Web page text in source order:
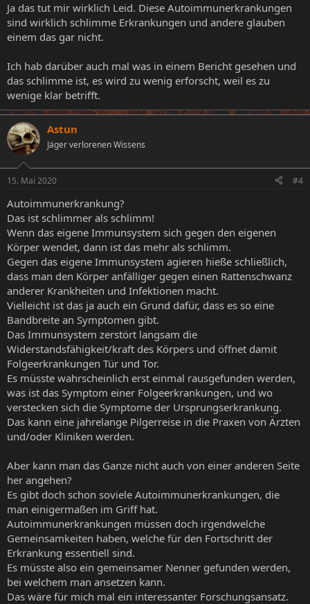
Ja das tut mir wirklich Leid. Diese Autoimmunerkrankungen
sind wirklich schlimme Erkrankungen und andere glauben
einem das gar nicht.
Ich hab darüber auch mal was in einem Bericht gesehen und
das schlimme ist, es wird zu wenig erforscht, weil es zu
wenige klar betrifft.
Astun
Jäger verlorenen Wissens
15. Mai 2020 #4
Autoimmunerkrankung?
Das ist schlimmer als schlimm!
Wenn das eigene Immunsystem sich gegen den eigenen
Körper wendet, dann ist das mehr als schlimm.
Gegen das eigene Immunsystem agieren hieße schließlich,
dass man den Körper anfälliger gegen einen Rattenschwanz
anderer Krankheiten und Infektionen macht.
Vielleicht ist das ja auch ein Grund dafür, dass es so eine
Bandbreite an Symptomen gibt.
Das Immunsystem zerstört langsam die
Widerstandsfähigkeit/kraft des Körpers und öffnet damit
Folgeerkrankungen Tür und Tor.
Es müsste wahrscheinlich erst einmal rausgefunden werden,
was ist das Symptom einer Folgeerkrankungen, und wo
verstecken sich die Symptome der Ursprungserkrankung.
Das kann eine jahrelange Pilgerreise in die Praxen von Ärzten
und/oder Kliniken werden.
Aber kann man das Ganze nicht auch von einer anderen Seite
her angehen?
Es gibt doch schon soviele Autoimmunerkrankungen, die
man einigermaßen im Griff hat.
Autoimmunerkrankungen müssen doch irgendwelche
Gemeinsamkeiten haben, welche für den Fortschritt der
Erkrankung essentiell sind.
Es müsste also ein gemeinsamer Nenner gefunden werden,
bei welchem man ansetzen kann.
Das wäre für mich mal ein interessanter Forschungsansatz.